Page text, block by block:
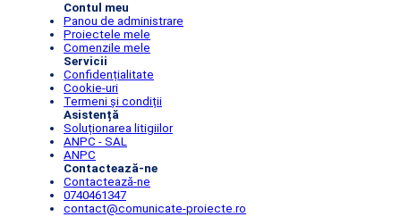
Contul meu
Panou de administrare
Proiectele mele
Comenzile mele
Servicii
Confidențialitate
Cookie-uri
Termeni și condiții
Asistență
Soluționarea litigiilor
ANPC - SAL
ANPC
Contactează-ne
Contactează-ne
0740461347
contact@comunicate-proiecte.ro